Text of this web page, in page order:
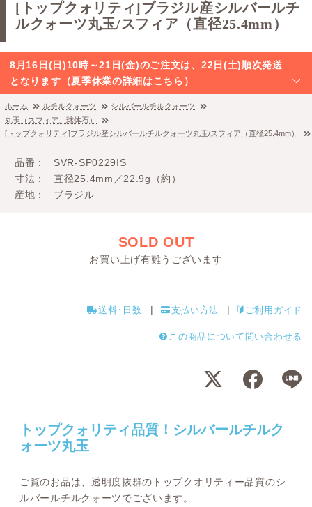
[トップクォリティ]ブラジル産シルバールチ
ルクォーツ丸玉/スフィア（直径25.4mm）
8月16日(日)10時～21日(金)のご注文は、22日(土)順次発送
となります（夏季休業の詳細はこちら）
ホーム ルチルクォーツ
シルバールチルクォーツ
丸玉（スフィア、球体石）
[トップクォリティ]ブラジル産シルバールチルクォーツ丸玉/スフィア（直径25.4mm）
品番
SVR-SP0229IS
寸法
直径25.4mm／22.9g（約）
産地
ブラジル
SOLD OUT
お買い上げ有難うございます
送料･日数 支払い方法 ご利用ガイド
この商品について問い合わせる
トップクォリティ品質！シルバールチルク
ォーツ丸玉
ご覧のお品は、透明度抜群のトップクオリティー品質のシ
ルバールチルクォーツでございます。